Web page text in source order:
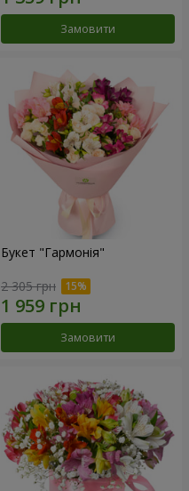
Замовити
Букет "Гармонія"
2 305 грн
Замовити